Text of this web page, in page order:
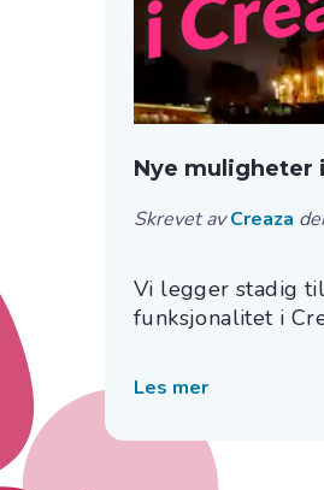
Nye muligheter
Skrevet avCreaza
Vi legger stadig
funksjonalitet i
Les mer